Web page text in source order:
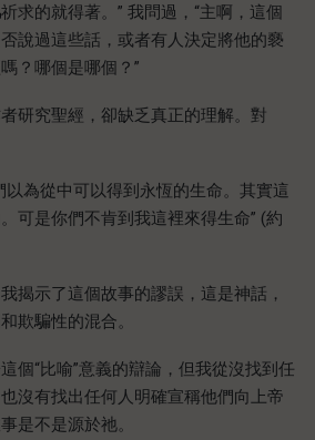
祈求的就得著。” 我問過，“主啊，這個
說過這些話，或者有人決定將他的褻
？哪個是哪個？”
研究聖經，卻缺乏真正的理解。對
以為從中可以得到永恆的生命。其實這
可是你們不肯到我這裡來得生命” (約
揭示了這個故事的謬誤，這是神話，
欺騙性的混合。
個“比喻”意義的辯論，但我從沒找到任
沒有找出任何人明確宣稱他們向上帝
是不是源於祂。